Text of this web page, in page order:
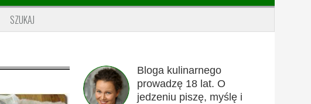
SZUKAJ
Bloga kulinarnego
prowadzę 18 lat. O
jedzeniu piszę, myślę i